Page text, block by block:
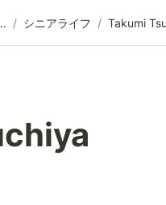
ジニア採用情報 / シニアライフ / Takumi